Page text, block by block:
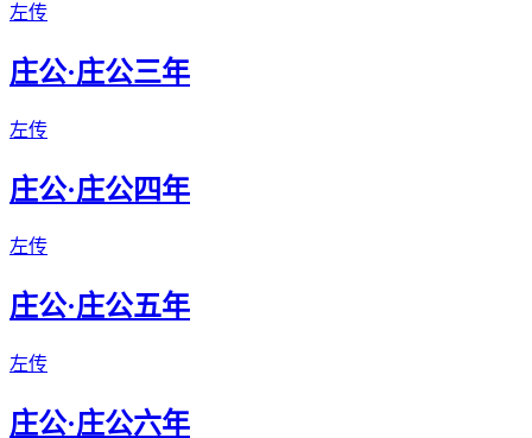
左传
庄公·庄公三年
左传
庄公·庄公四年
左传
庄公·庄公五年
左传
庄公·庄公六年